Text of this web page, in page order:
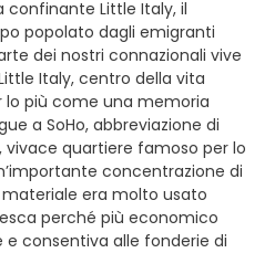
confinante Little Italy, il
popolato dagli emigranti
dei nostri connazionali vive
Italy, centro della vita
lo più come una memoria
a SoHo, abbreviazione di
vivace quartiere famoso per lo
concentrazione di
era molto usato
perché più economico
consentiva alle fonderie di